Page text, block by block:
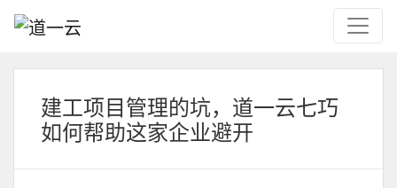
建工项目管理的坑，道一云七巧
如何帮助这家企业避开